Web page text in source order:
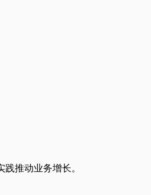
推动业务增长。